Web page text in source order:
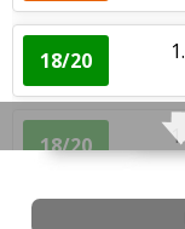
18/20
18/20